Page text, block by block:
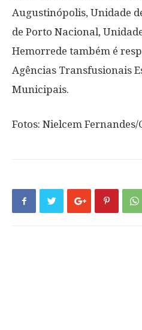
Augustinópolis, Unidade
de Porto Nacional,
Hemorrede também é
Agências Transfusionais
Municipais.
Fotos: Nielcem